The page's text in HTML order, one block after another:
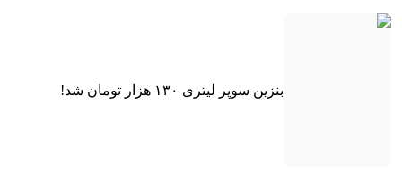
بنزین سوپر لیتری ۱۳۰ هزار تومان شد!